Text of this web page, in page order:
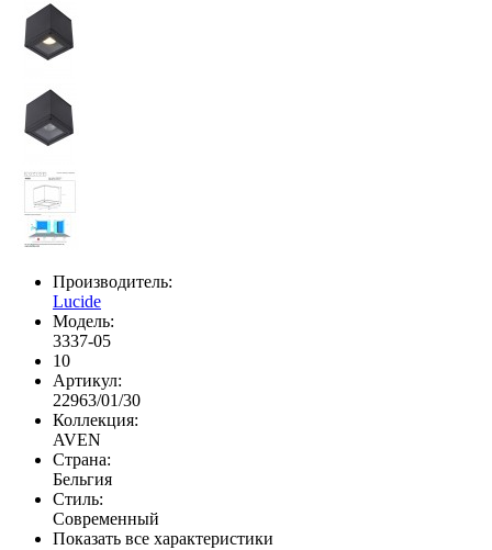
Производитель:
Lucide
Модель:
3337-05
10
Артикул:
22963/01/30
Коллекция:
AVEN
Страна:
Бельгия
Стиль:
Современный
Показать все характеристики